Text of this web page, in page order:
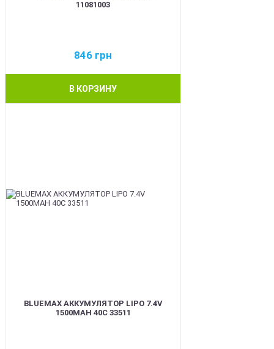
11081003
846 грн
В КОРЗИНУ
BLUEMAX АККУМУЛЯТОР LIPO 7.4V
1500MAH 40C 33511